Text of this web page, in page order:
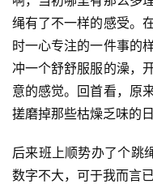
绳有了不一样的感受。
时一心专注的一件事的
冲一个舒舒服服的澡，
意的感觉。回首看，原
搓磨掉那些枯燥乏味的日
后来班上顺势办了个跳
数字不大，可于我而言